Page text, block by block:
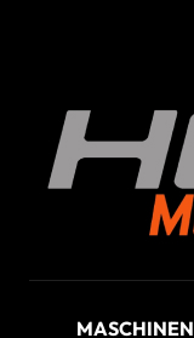
MASCHINEN